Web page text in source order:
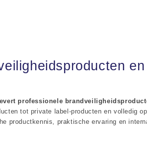
en
professionele
tot private label-producten en volledig
productkennis, praktische ervaring en